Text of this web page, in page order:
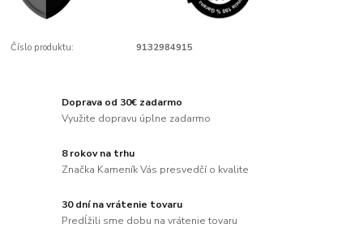
Číslo produktu: 9132984915
Doprava od 30€ zadarmo
Využite dopravu úplne zadarmo
8 rokov na trhu
Značka Kameník Vás presvedčí o kvalite
30 dní na vrátenie tovaru
Predĺžili sme dobu na vrátenie tovaru